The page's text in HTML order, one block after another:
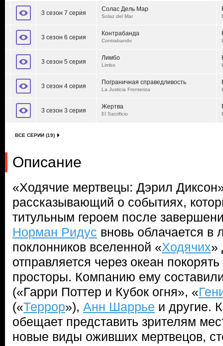
3 сезон 7 серия
Солас Дель Мар
Solaz del Mar
3 сезон 6 серия
Контрабанда
Contrabando
3 сезон 5 серия
Лимбо
Limbo
3 сезон 4 серия
Пограничная справедливость
La Justicia Fronteriza
3 сезон 3 серия
Жертва
El Sacrificio
ВСЕ СЕРИИ (19)
Описание
«Ходячие мертвецы: Дэрил
рассказывающий о событиях,
титульным героем после
Норман Ридус вновь облачается в
поклонников вселенной «Ходячих»
отправляется через океан
просторы. Компанию ему
(«Гарри Поттер и Кубок огня», «
(«Террор»), Анн Шаррье и другие.
обещает представить зрителям
новые виды оживших мертвецов,